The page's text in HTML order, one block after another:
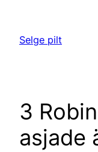
juurde
Selge pilt
3
asjade